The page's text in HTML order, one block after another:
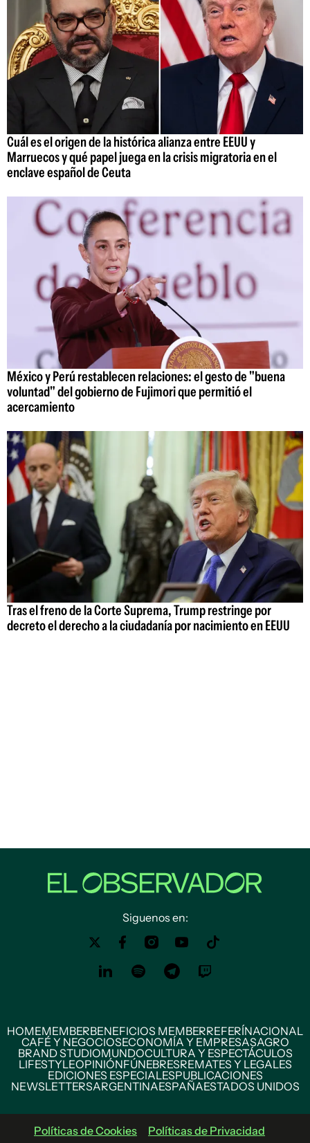
Cuál es el origen de la histórica alianza entre EEUU y
Marruecos y qué papel juega en la crisis migratoria en el
enclave español de Ceuta
México y Perú restablecen relaciones: el gesto de "buena
voluntad" del gobierno de Fujimori que permitió el
acercamiento
Tras el freno de la Corte Suprema, Trump restringe por
decreto el derecho a la ciudadanía por nacimiento en EEUU
Siguenos en:
HOMEMEMBERBENEFICIOS MEMBERREFERÍNACIONAL
CAFÉ Y NEGOCIOSECONOMÍA Y EMPRESASAGRO
BRAND STUDIOMUNDOCULTURA Y ESPECTÁCULOS
LIFESTYLEOPINIÓNFÚNEBRESREMATES Y LEGALES
EDICIONES ESPECIALESPUBLICACIONES
NEWSLETTERSARGENTINAESPAÑAESTADOS UNIDOS
Políticas de Cookies Políticas de Privacidad